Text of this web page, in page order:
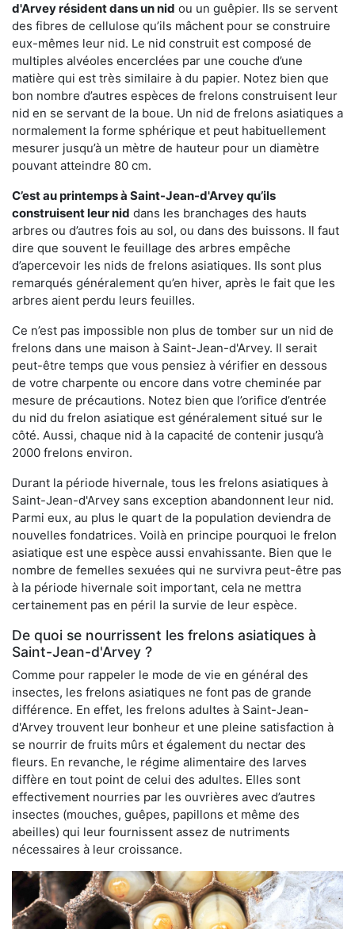
d'Arvey résident dans un nid ou un guêpier. Ils se servent
des fibres de cellulose qu’ils mâchent pour se construire
eux-mêmes leur nid. Le nid construit est composé de
multiples alvéoles encerclées par une couche d’une
matière qui est très similaire à du papier. Notez bien que
bon nombre d’autres espèces de frelons construisent leur
nid en se servant de la boue. Un nid de frelons asiatiques a
normalement la forme sphérique et peut habituellement
mesurer jusqu’à un mètre de hauteur pour un diamètre
pouvant atteindre 80 cm.
C’est au printemps à Saint-Jean-d'Arvey qu’ils
construisent leur nid dans les branchages des hauts
arbres ou d’autres fois au sol, ou dans des buissons. Il faut
dire que souvent le feuillage des arbres empêche
d’apercevoir les nids de frelons asiatiques. Ils sont plus
remarqués généralement qu’en hiver, après le fait que les
arbres aient perdu leurs feuilles.
Ce n’est pas impossible non plus de tomber sur un nid de
frelons dans une maison à Saint-Jean-d'Arvey. Il serait
peut-être temps que vous pensiez à vérifier en dessous
de votre charpente ou encore dans votre cheminée par
mesure de précautions. Notez bien que l’orifice d’entrée
du nid du frelon asiatique est généralement situé sur le
côté. Aussi, chaque nid à la capacité de contenir jusqu’à
2000 frelons environ.
Durant la période hivernale, tous les frelons asiatiques à
Saint-Jean-d'Arvey sans exception abandonnent leur nid.
Parmi eux, au plus le quart de la population deviendra de
nouvelles fondatrices. Voilà en principe pourquoi le frelon
asiatique est une espèce aussi envahissante. Bien que le
nombre de femelles sexuées qui ne survivra peut-être pas
à la période hivernale soit important, cela ne mettra
certainement pas en péril la survie de leur espèce.
De quoi se nourrissent les frelons asiatiques à
Saint-Jean-d'Arvey ?
Comme pour rappeler le mode de vie en général des
insectes, les frelons asiatiques ne font pas de grande
différence. En effet, les frelons adultes à Saint-Jean-
d'Arvey trouvent leur bonheur et une pleine satisfaction à
se nourrir de fruits mûrs et également du nectar des
fleurs. En revanche, le régime alimentaire des larves
diffère en tout point de celui des adultes. Elles sont
effectivement nourries par les ouvrières avec d’autres
insectes (mouches, guêpes, papillons et même des
abeilles) qui leur fournissent assez de nutriments
nécessaires à leur croissance.